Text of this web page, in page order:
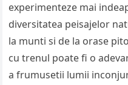
experimenteze mai
diversitatea peisajelor
la munti si de la orase
cu trenul poate fi o
a frumusetii lumii